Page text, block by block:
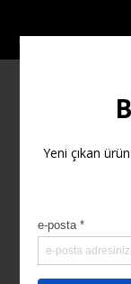
WORK CLOTHES